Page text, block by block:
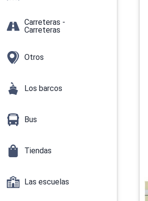
Carreteras -
Carreteras
Otros
Los barcos
Bus
Tiendas
Las escuelas